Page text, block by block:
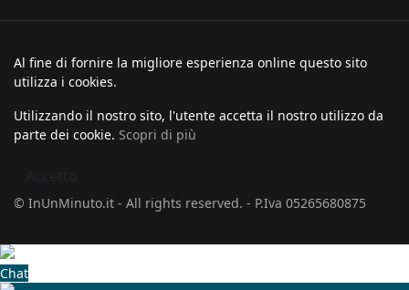
Al fine di fornire la migliore esperienza online questo sito
utilizza i cookies.
Utilizzando il nostro sito, l'utente accetta il nostro utilizzo da
parte dei cookie. Scopri di più
© InUnMinuto.it - All rights reserved. - P.Iva 05265680875
Chat